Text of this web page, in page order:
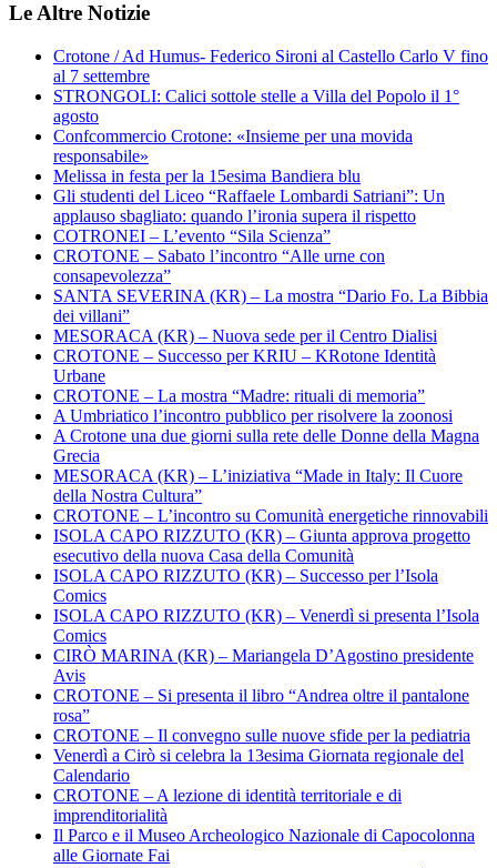
Le Altre Notizie
Crotone / Ad Humus- Federico Sironi al Castello Carlo V fino
al 7 settembre
STRONGOLI: Calici sottole stelle a Villa del Popolo il 1°
agosto
Confcommercio Crotone: «Insieme per una movida
responsabile»
Melissa in festa per la 15esima Bandiera blu
Gli studenti del Liceo “Raffaele Lombardi Satriani”: Un
applauso sbagliato: quando l’ironia supera il rispetto
COTRONEI – L’evento “Sila Scienza”
CROTONE – Sabato l’incontro “Alle urne con
consapevolezza”
SANTA SEVERINA (KR) – La mostra “Dario Fo. La Bibbia
dei villani”
MESORACA (KR) – Nuova sede per il Centro Dialisi
CROTONE – Successo per KRIU – KRotone Identità
Urbane
CROTONE – La mostra “Madre: rituali di memoria”
A Umbriatico l’incontro pubblico per risolvere la zoonosi
A Crotone una due giorni sulla rete delle Donne della Magna
Grecia
MESORACA (KR) – L’iniziativa “Made in Italy: Il Cuore
della Nostra Cultura”
CROTONE – L’incontro su Comunità energetiche rinnovabili
ISOLA CAPO RIZZUTO (KR) – Giunta approva progetto
esecutivo della nuova Casa della Comunità
ISOLA CAPO RIZZUTO (KR) – Successo per l’Isola
Comics
ISOLA CAPO RIZZUTO (KR) – Venerdì si presenta l’Isola
Comics
CIRÒ MARINA (KR) – Mariangela D’Agostino presidente
Avis
CROTONE – Si presenta il libro “Andrea oltre il pantalone
rosa”
CROTONE – Il convegno sulle nuove sfide per la pediatria
Venerdì a Cirò si celebra la 13esima Giornata regionale del
Calendario
CROTONE – A lezione di identità territoriale e di
imprenditorialità
Il Parco e il Museo Archeologico Nazionale di Capocolonna
alle Giornate Fai